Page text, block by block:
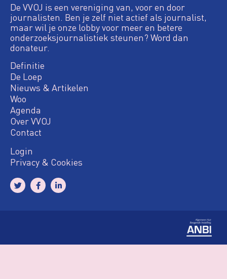
De VVOJ is een vereniging van, voor en door
journalisten. Ben je zelf niet actief als journalist,
maar wil je onze lobby voor meer en betere
onderzoeksjournalistiek steunen? Word dan
donateur.
Definitie
De Loep
Nieuws & Artikelen
Woo
Agenda
Over VVOJ
Contact
Login
Privacy & Cookies